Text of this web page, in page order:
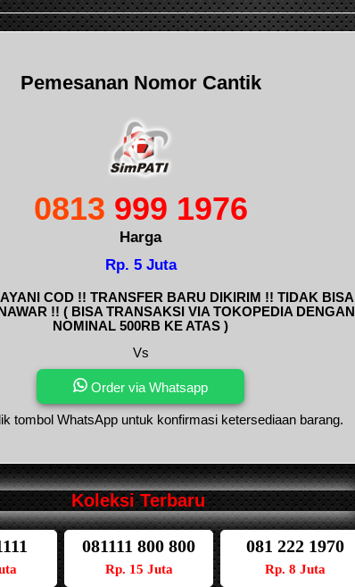
Pemesanan Nomor Cantik
0813 999 1976
Harga
Rp. 5 Juta
COD !! TRANSFER BARU DIKIRIM !! TIDAK BISA
!! ( BISA TRANSAKSI VIA TOKOPEDIA DENGAN
NOMINAL 500RB KE ATAS )
Vs
Order via Whatsapp
tombol WhatsApp untuk konfirmasi ketersediaan barang.
Koleksi Terbaru
081111 800 800
Rp. 15 Juta
081 222 1970
Rp. 8 Juta